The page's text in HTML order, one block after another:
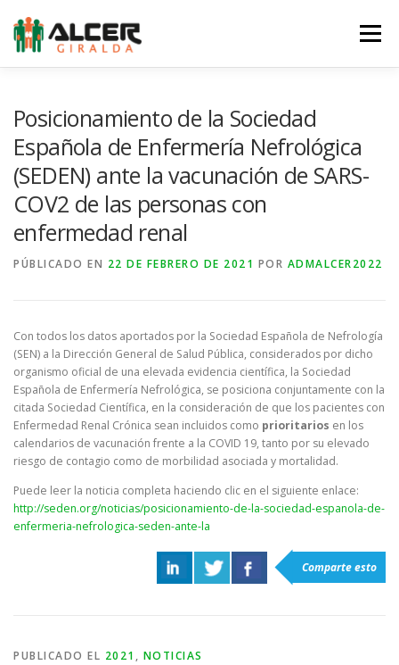
contenido
Menú
NOTICIAS EQUIPO AGENDA COLABORA
TIENDA CONTACTO
Posicionamiento de la Sociedad
Española de Enfermería Nefrológica
(SEDEN) ante la vacunación de SARS-
COV2 de las personas con
enfermedad renal
PÚBLICADO EN 22 DE FEBRERO DE 2021 POR ADMALCER2022
Con todos los datos aportados por la Sociedad Española de Nefrología
(SEN) a la Dirección General de Salud Pública, considerados por dicho
organismo oficial de una elevada evidencia científica, la Sociedad
Española de Enfermería Nefrológica, se posiciona conjuntamente con la
citada Sociedad Científica, en la consideración de que los pacientes con
Enfermedad Renal Crónica sean incluidos como prioritarios en los
calendarios de vacunación frente a la COVID 19, tanto por su elevado
riesgo de contagio como de morbilidad asociada y mortalidad.
Puede leer la noticia completa haciendo clic en el siguiente enlace:
http://seden.org/noticias/posicionamiento-de-la-sociedad-espanola-de-
enfermeria-nefrologica-seden-ante-la
Comparte esto
PUBLICADO EL 2021 , NOTICIAS